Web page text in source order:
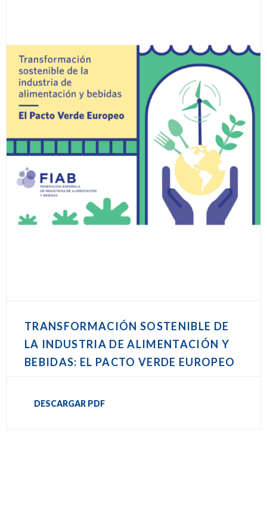
TRANSFORMACIÓN SOSTENIBLE DE
LA INDUSTRIA DE ALIMENTACIÓN Y
BEBIDAS: EL PACTO VERDE EUROPEO
DESCARGAR PDF